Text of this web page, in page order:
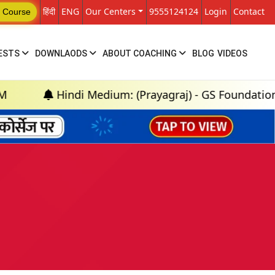
Course हिंदी ENG Our Centers 9555124124 Login Contact
DOWNLAODS ABOUT COACHING BLOG VIDEOS
Hindi Medium: (Prayagraj) - GS Foundation (P+M) :